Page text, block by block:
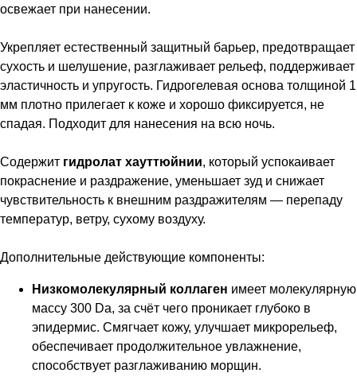
освежает при нанесении.
Укрепляет естественный защитный барьер, предотвращает
сухость и шелушение, разглаживает рельеф, поддерживает
эластичность и упругость. Гидрогелевая основа толщиной 1
мм плотно прилегает к коже и хорошо фиксируется, не
спадая. Подходит для нанесения на всю ночь.
Содержит гидролат хауттюйнии, который успокаивает
покраснение и раздражение, уменьшает зуд и снижает
чувствительность к внешним раздражителям — перепаду
температур, ветру, сухому воздуху.
Дополнительные действующие компоненты:
Низкомолекулярный коллаген имеет молекулярную
массу 300 Da, за счёт чего проникает глубоко в
эпидермис. Смягчает кожу, улучшает микрорельеф,
обеспечивает продолжительное увлажнение,
способствует разглаживанию морщин.